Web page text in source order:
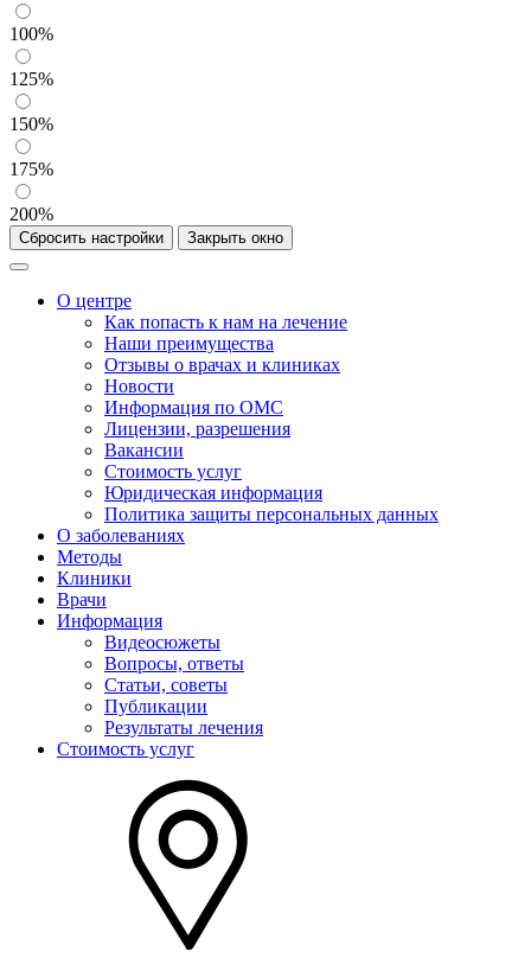
100%
125%
150%
175%
200%
Сбросить настройки Закрыть окно
О центре
Как попасть к нам на лечение
Наши преимущества
Отзывы о врачах и клиниках
Новости
Информация по ОМС
Лицензии, разрешения
Вакансии
Стоимость услуг
Юридическая информация
Политика защиты персональных данных
О заболеваниях
Методы
Клиники
Врачи
Информация
Видеосюжеты
Вопросы, ответы
Статьи, советы
Публикации
Результаты лечения
Стоимость услуг